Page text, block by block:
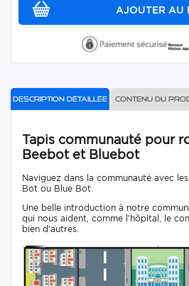
Description détaillée Contenu du
Tapis communauté pour
Beebot et Bluebot
Naviguez dans la communauté avec
Bot ou Blue Bot.
Une belle introduction à notre
qui nous aident, comme l’hôpital, le
bien d’autres.